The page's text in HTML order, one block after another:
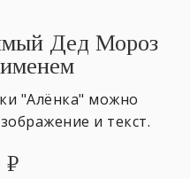
Дед Мороз
"Алёнка" можно
и текст.
₽